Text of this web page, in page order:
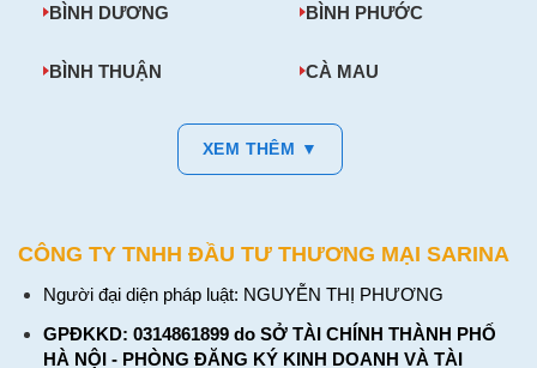
BÌNH DƯƠNG BÌNH PHƯỚC
BÌNH THUẬN CÀ MAU
XEM THÊM ▼
CÔNG TY TNHH ĐẦU TƯ THƯƠNG MẠI SARINA
Người đại diện pháp luật: NGUYỄN THỊ PHƯƠNG
GPĐKKD: 0314861899 do SỞ TÀI CHÍNH THÀNH PHỐ
HÀ NỘI - PHÒNG ĐĂNG KÝ KINH DOANH VÀ TÀI